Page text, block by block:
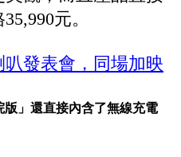
元。
」還直接內含了無線充電